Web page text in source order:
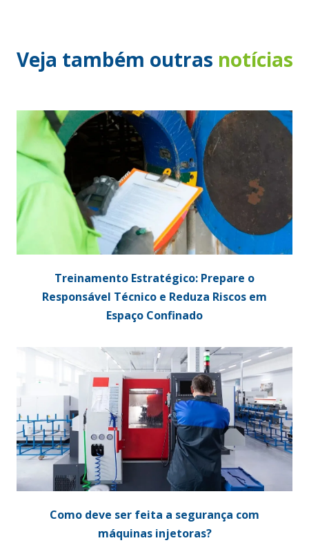
Veja também outras notícias
Treinamento Estratégico: Prepare o
Responsável Técnico e Reduza Riscos em
Espaço Confinado
Como deve ser feita a segurança com
máquinas injetoras?